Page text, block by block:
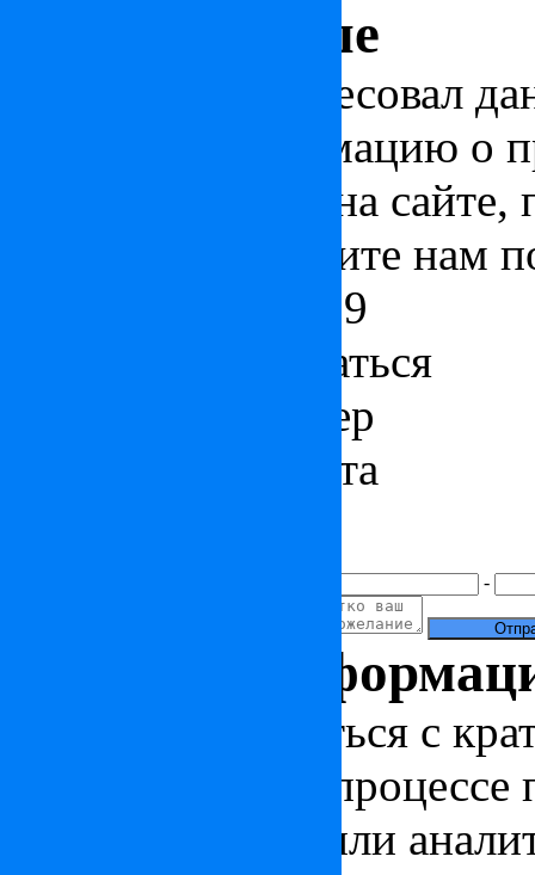
Узнать больше
Если вас заинтересовал
получить информацию о
представленных на
ниже или позвоните нам
+7 (495) 212 23 19
Как к вам обращаться
Контактный номер
Электронная почта
-
Полезная
Чтобы ознакомиться с
стране, узнать о
новости, статьи или